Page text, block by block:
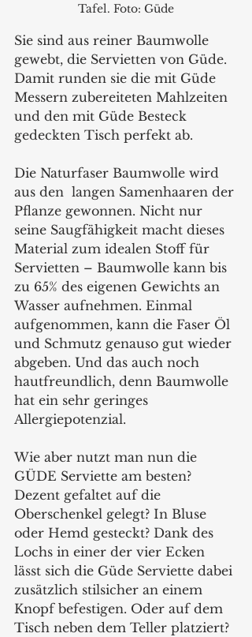
Tafel. Foto: Güde
Sie sind aus reiner Baumwolle
gewebt, die Servietten von Güde.
Damit runden sie die mit Güde
Messern zubereiteten Mahlzeiten
und den mit Güde Besteck
gedeckten Tisch perfekt ab.
Die Naturfaser Baumwolle wird
aus den  langen Samenhaaren der
Pflanze gewonnen. Nicht nur
seine Saugfähigkeit macht dieses
Material zum idealen Stoff für
Servietten – Baumwolle kann bis
zu 65% des eigenen Gewichts an
Wasser aufnehmen. Einmal
aufgenommen, kann die Faser Öl
und Schmutz genauso gut wieder
abgeben. Und das auch noch
hautfreundlich, denn Baumwolle
hat ein sehr geringes
Allergiepotenzial.
Wie aber nutzt man nun die
GÜDE Serviette am besten?
Dezent gefaltet auf die
Oberschenkel gelegt? In Bluse
oder Hemd gesteckt? Dank des
Lochs in einer der vier Ecken
lässt sich die Güde Serviette dabei
zusätzlich stilsicher an einem
Knopf befestigen. Oder auf dem
Tisch neben dem Teller platziert?